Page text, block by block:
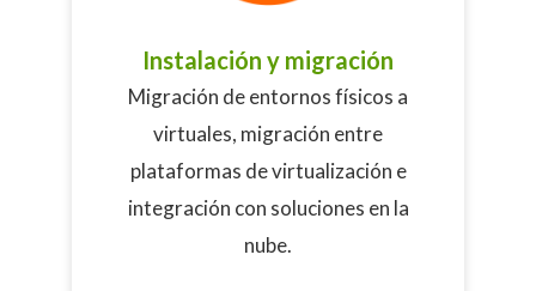
Instalación y migración
Migración de entornos físicos a
virtuales, migración entre
plataformas de virtualización e
integración con soluciones en la
nube.